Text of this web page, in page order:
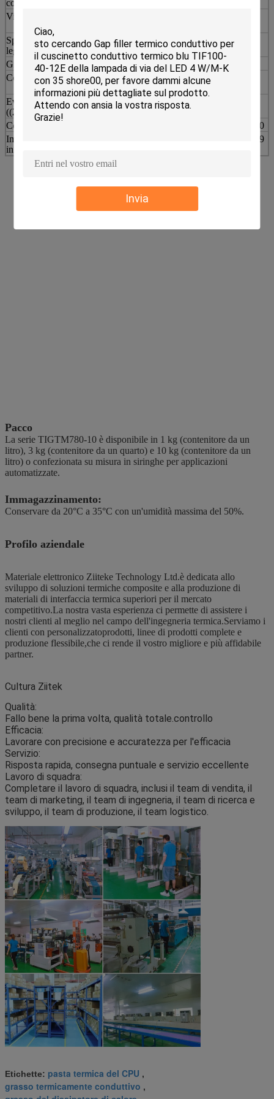
Invia
composizione
Viscosità
Spessore della linea di
legame
0.012 ASTM D374
Gravità specifica (g/cm3)2.13
ASTM 2240
Continuo utilizzo Temp
-45°C a 200°C
Metodo di
Evaporazione (TML)
((200°C@24 ore)
0.23%
Conduttività termica
ASTM D5470
Impedenza termica ((°C-
in2/W)) @ 50 psi
ASTM D5469
Pacco
La serie TIGTM780-10 è disponibile in 1 kg (contenitore da un
litro), 3 kg (contenitore da un quarto) e 10 kg (contenitore da un
litro) o confezionata su misura in siringhe per applicazioni
automatizzate.
Immagazzinamento:
Conservare da 20°C a 35°C con un'umidità massima del 50%.
Profilo aziendale
Materiale elettronico Ziiteke Technology Ltd.è dedicata allo
sviluppo di soluzioni termiche composite e alla produzione di
materiali di interfaccia termica superiori per il mercato
competitivo.La nostra vasta esperienza ci permette di assistere i
nostri clienti al meglio nel campo dell'ingegneria termica.Serviamo i
clienti con personalizzatoprodotti, linee di prodotti complete e
produzione flessibile,che ci rende il vostro migliore e più affidabile
partner.
Cultura Ziitek
Qualità:
Fallo bene la prima volta, qualità totale.controllo
Efficacia:
Lavorare con precisione e accuratezza per l'efficacia
Servizio:
Risposta rapida, consegna puntuale e servizio eccellente
Lavoro di squadra:
Completare il lavoro di squadra, inclusi il team di vendita, il
team di marketing, il team di ingegneria, il team di ricerca e
sviluppo, il team di produzione, il team logistico.
Etichette: pasta termica del CPU ,
grasso termicamente conduttivo ,